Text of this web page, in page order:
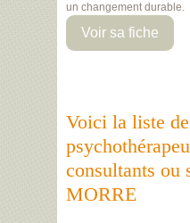
un changement durable.
Voir sa fiche
Voici la liste
consultants ou
MORRE